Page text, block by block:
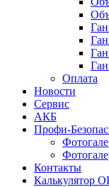
Оплата
Новости
Сервис
АКБ
Профи-
Контакты
Калькулятор